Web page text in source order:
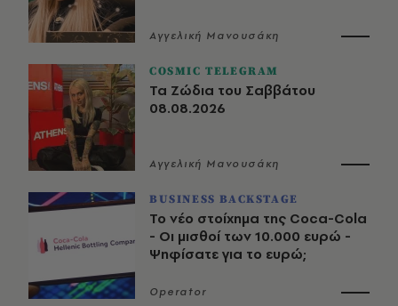
Αγγελική Μανουσάκη
COSMIC TELEGRAM
Τα Ζώδια του Σαββάτου
08.08.2026
Αγγελική Μανουσάκη
BUSINESS BACKSTAGE
Το νέο στοίχημα της Coca-Cola
- Οι μισθοί των 10.000 ευρώ -
Ψηφίσατε για το ευρώ;
Operator